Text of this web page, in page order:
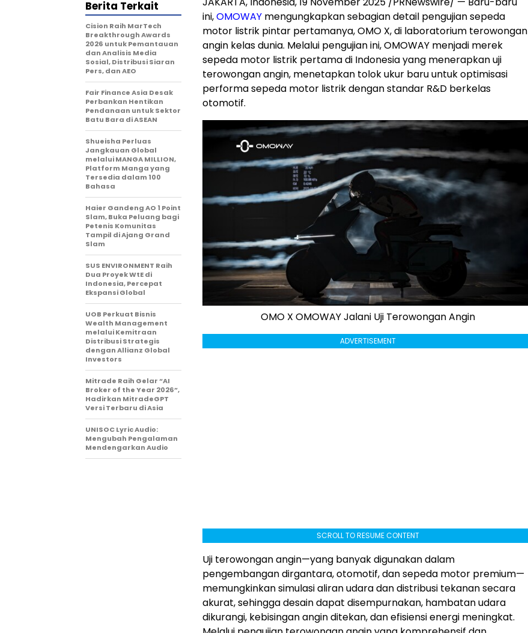
ini,OMOWAY mengungkapkan sebagian detail pengujian sepeda
motor listrik pintar pertamanya, OMO X, di laboratorium terowongan
angin kelas dunia. Melalui pengujian ini, OMOWAY menjadi merek
sepeda motor listrik pertama di Indonesiayang menerapkan uji
terowongan angin, menetapkan tolok ukur baru untuk optimisasi
performa sepeda motor listrik dengan standar R&D berkelas
otomotif.
OMO X OMOWAY Jalani Uji Terowongan Angin
ADVERTISEMENT
SCROLL TO RESUME CONTENT
Uji terowongan angin—yang banyak digunakan dalam
pengembangan dirgantara, otomotif, dan sepeda motor premium—
memungkinkan simulasi aliran udara dan distribusi tekanan secara
akurat, sehingga desain dapat disempurnakan, hambatan udara
dikurangi, kebisingan angin ditekan, dan efisiensi energi meningkat.
Berita Terkait
Cision Raih MarTech
Breakthrough Awards
2026 untuk Pemantauan
dan Analisis Media
Sosial, Distribusi Siaran
Pers, dan AEO
Fair Finance Asia Desak
Perbankan Hentikan
Pendanaan untuk Sektor
Batu Bara di ASEAN
Shueisha Perluas
Jangkauan Global
melalui MANGA MILLION,
Platform Manga yang
Tersedia dalam 100
Bahasa
Haier Gandeng AO 1 Point
Slam, Buka Peluang bagi
Petenis Komunitas
Tampil di Ajang Grand
Slam
SUS ENVIRONMENT Raih
Dua Proyek WtE di
Indonesia, Percepat
Ekspansi Global
UOB Perkuat Bisnis
Wealth Management
melalui Kemitraan
Distribusi Strategis
dengan Allianz Global
Investors
Mitrade Raih Gelar “AI
Broker of the Year 2026”,
Hadirkan MitradeGPT
Versi Terbaru di Asia
UNISOC Lyric Audio:
Mengubah Pengalaman
Mendengarkan Audio